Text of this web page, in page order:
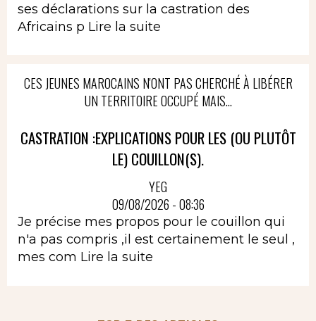
ses déclarations sur la castration des
Africains p Lire la suite
CES JEUNES MAROCAINS N'ONT PAS CHERCHÉ À LIBÉRER
UN TERRITOIRE OCCUPÉ MAIS...
CASTRATION :EXPLICATIONS POUR LES (OU PLUTÔT
LE) COUILLON(S).
YEG
09/08/2026 - 08:36
Je précise mes propos pour le couillon qui
n'a pas compris ,il est certainement le seul ,
mes com Lire la suite